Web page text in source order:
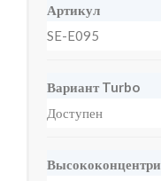
Артикул
SE-E095
Вариант Turbo
Доступен